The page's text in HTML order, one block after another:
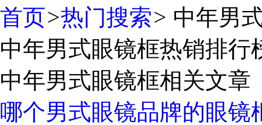
首页>热门搜索> 中年男
中年男式眼镜框热销排行
中年男式眼镜框相关文章
哪个男式眼镜品牌的眼镜